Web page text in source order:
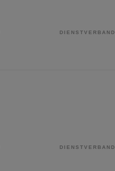
DIENSTVERBAND
DIENSTVERBAND